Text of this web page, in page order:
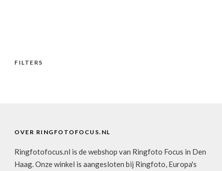
FILTERS
OVER RINGFOTOFOCUS.NL
Ringfotofocus.nl is de webshop van Ringfoto Focus in Den
Haag. Onze winkel is aangesloten bij Ringfoto, Europa's